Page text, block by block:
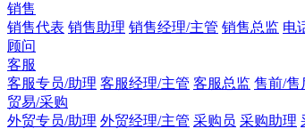
销售
销售代表 销售助理 销售经理/主管 销售总监 电
顾问
客服
客服专员/助理 客服经理/主管 客服总监 售前/售
贸易/采购
外贸专员/助理 外贸经理/主管 采购员 采购助理